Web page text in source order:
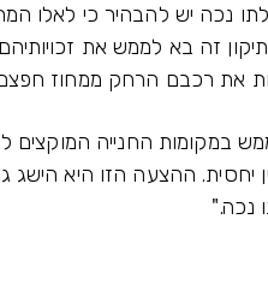
נכה יש להבהיר כי לאלו
זה בא לממש את
את רכבם הרחק ממחוז
במקומות החנייה המוקצים
ההצעה הזו היא הישג
נכה."